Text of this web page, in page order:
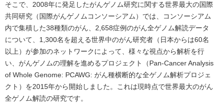
そこで、2008年に発足したがんゲノム研究に関する世界最大の国際
共同研究（国際がんゲノムコンソーシアム）では、コンソーシアム
内で集積した38種類のがん、2,658症例のがん全ゲノム解読データ
について、1,300名を超える世界中のがん研究者（日本からは60名
以上）が参加のネットワークによって、様々な視点から解析を行
い、がんゲノムの理解を進めるプロジェクト（Pan-Cancer Analysis
of Whole Genome: PCAWG: がん種横断的な全ゲノム解析プロジェ
クト）を2015年から開始しました。これは現時点で世界最大のがん
全ゲノム解読の研究です。